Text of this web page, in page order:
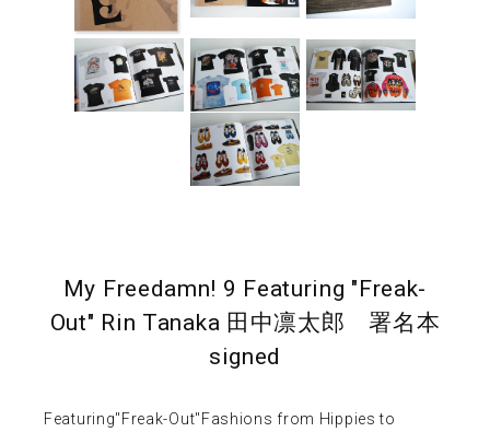
My Freedamn! 9 Featuring "Freak-
Out" Rin Tanaka 田中凛太郎 署名本
signed
Featuring"Freak-Out"Fashions from Hippies to